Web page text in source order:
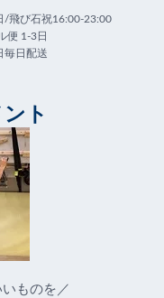
/飛び石祝16:00-23:00
便 1-3日
毎日配送
ト
ものを／